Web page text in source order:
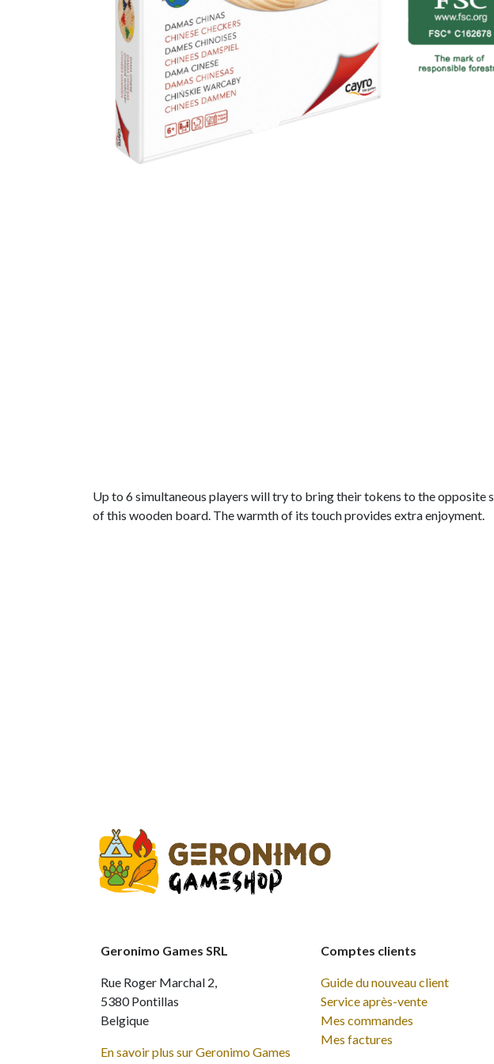
Up to 6 simultaneous players will try to bring their tokens to the opposite
of this wooden board. The warmth of its touch provides extra enjoyment.
Comptes clients
Guide du nouveau client
Service après-vente
Mes commandes
Mes factures
Geronimo Games SRL
Rue Roger Marchal 2,
5380 Pontillas
Belgique
En savoir plus sur Geronimo Games